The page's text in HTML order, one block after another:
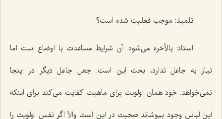
تلمیذ: موجب فعلیت شده است؟
استاد: بالأخره می‌شود. آن شرایط مساعدت با اوضاع است اما
نیاز به جاعل ندارد، بحث این است. جعل جاعل دیگر در اینجا
نمی‌خواهد. خود همان اولویت برای ماهیت کفایت می‌کند برای اینکه
این لباس وجود بپوشاند صحبت در این است والاّ اگر نفس اولویت را